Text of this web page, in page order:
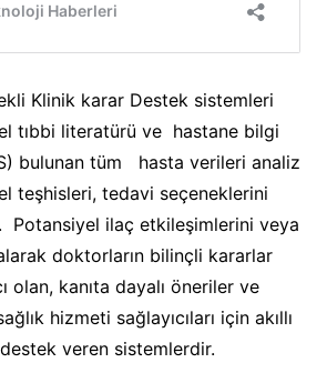
Klinik karar Destek sistemleri
tıbbi literatürü ve hastane bilgi
bulunan tüm hasta verileri analiz
teşhisleri, tedavi seçeneklerini
Potansiyel ilaç etkileşimlerini veya
doktorların bilinçli kararlar
olan, kanıta dayalı öneriler ve
hizmeti sağlayıcıları için akıllı
veren sistemlerdir.